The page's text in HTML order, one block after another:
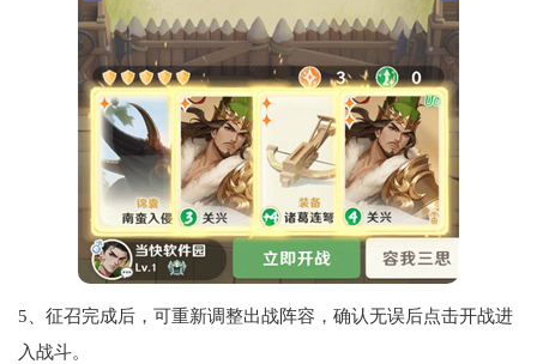
5、征召完成后，可重新调整出战阵容，确认无误后点击开战进
入战斗。